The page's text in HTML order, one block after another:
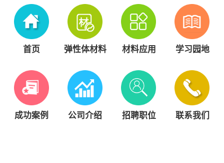
首页 弹性体材料 材料应用 学习园地
成功案例 公司介绍 招聘职位 联系我们